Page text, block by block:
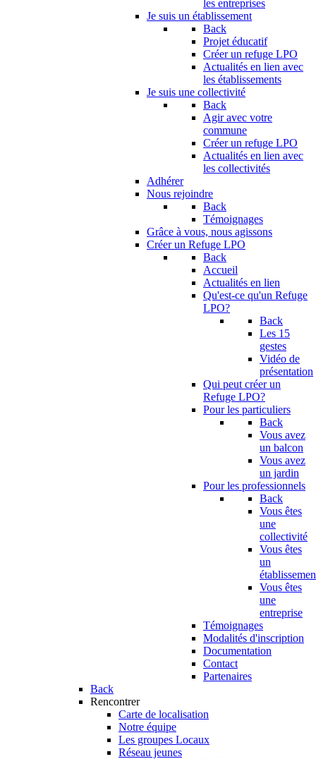
les entreprises
Je suis un établissement
Back
Projet éducatif
Créer un refuge LPO
Actualités en lien avec
les établissements
Je suis une collectivité
Back
Agir avec votre
commune
Créer un refuge LPO
Actualités en lien avec
les collectivités
Adhérer
Nous rejoindre
Back
Témoignages
Grâce à vous, nous agissons
Créer un Refuge LPO
Back
Accueil
Actualités en lien
Qu'est-ce qu'un Refuge
LPO?
Back
Les 15
gestes
Vidéo de
présentation
Qui peut créer un
Refuge LPO?
Pour les particuliers
Back
Vous avez
un balcon
Vous avez
un jardin
Pour les professionnels
Back
Vous êtes
une
collectivité
Vous êtes
un
Vous êtes
une
entreprise
Témoignages
Modalités d'inscription
Documentation
Contact
Partenaires
Back
Rencontrer
Carte de localisation
Notre équipe
Les groupes Locaux
Réseau jeunes